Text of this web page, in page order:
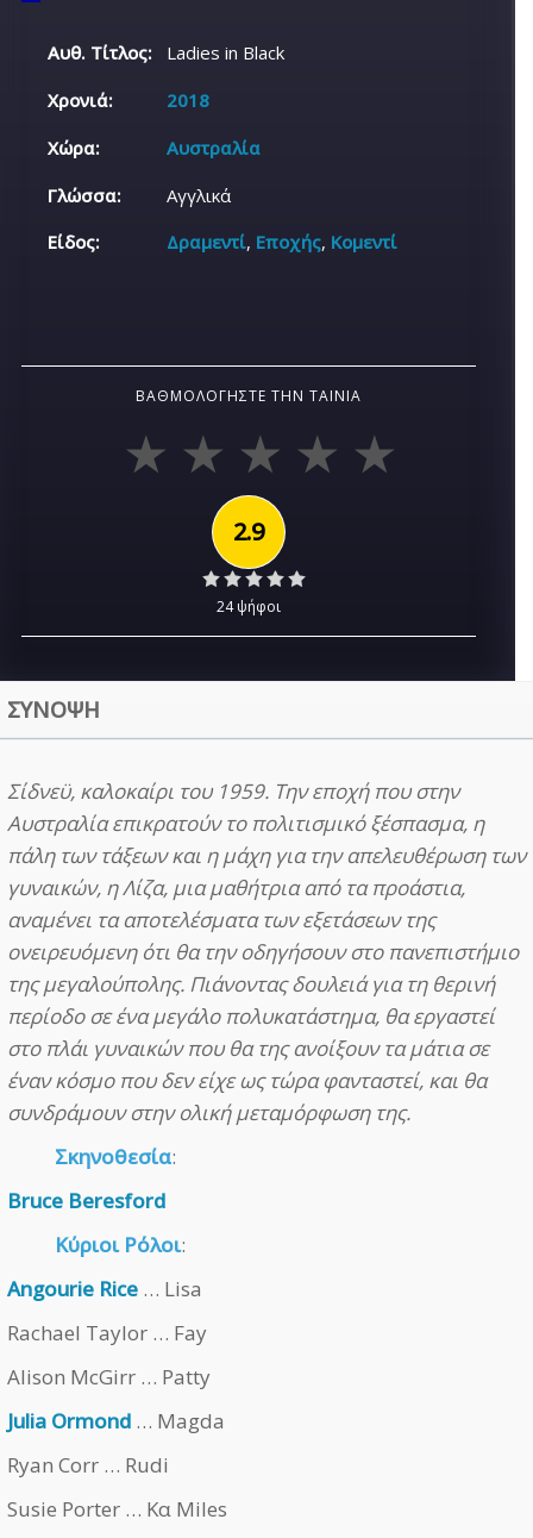
Αυθ. Τίτλος:
Ladies in Black
Χρονιά:
2018
Χώρα:
Αυστραλία
Γλώσσα:
Αγγλικά
Είδος:
Δραμεντί, Εποχής, Κομεντί
ΒΑΘΜΟΛΟΓΉΣΤΕ ΤΗΝ ΤΑΙΝΊΑ
2.9
24 ψήφοι
ΣΥΝΟΨΗ
Σίδνεϋ, καλοκαίρι του 1959. Την εποχή που στην
Αυστραλία επικρατούν το πολιτισμικό ξέσπασμα, η
πάλη των τάξεων και η μάχη για την απελευθέρωση των
γυναικών, η Λίζα, μια μαθήτρια από τα προάστια,
αναμένει τα αποτελέσματα των εξετάσεων της
ονειρευόμενη ότι θα την οδηγήσουν στο πανεπιστήμιο
της μεγαλούπολης. Πιάνοντας δουλειά για τη θερινή
περίοδο σε ένα μεγάλο πολυκατάστημα, θα εργαστεί
στο πλάι γυναικών που θα της ανοίξουν τα μάτια σε
έναν κόσμο που δεν είχε ως τώρα φανταστεί, και θα
συνδράμουν στην ολική μεταμόρφωση της.
Σκηνοθεσία:
Bruce Beresford
Κύριοι Ρόλοι:
Angourie Rice … Lisa
Rachael Taylor … Fay
Alison McGirr … Patty
Julia Ormond … Magda
Ryan Corr … Rudi
Susie Porter … Κα Miles